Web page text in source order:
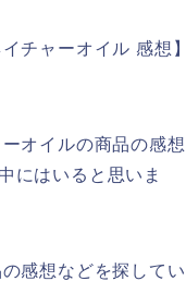
チャーオイル 感想】
オイルの商品の感想
にはいると思いま
感想などを探してい